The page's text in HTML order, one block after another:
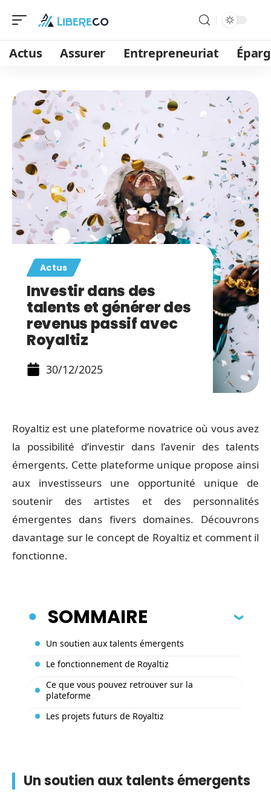
Actus Assurer Entrepreneuriat
Actus
Investir dans des
talents et générer des
revenus passif avec
Royaltiz
30/12/2025
Royaltiz est une plateforme novatrice où vous avez
la possibilité d’investir dans l’avenir des talents
émergents. Cette plateforme unique propose ainsi
aux investisseurs une opportunité unique de
soutenir des artistes et des personnalités
émergentes dans fivers domaines. Découvrons
davantage sur le concept de Royaltiz et comment il
fonctionne.
SOMMAIRE
Un soutien aux talents émergents
Le fonctionnement de Royaltiz
Ce que vous pouvez retrouver sur la
plateforme
Les projets futurs de Royaltiz
Un soutien aux talents émergents